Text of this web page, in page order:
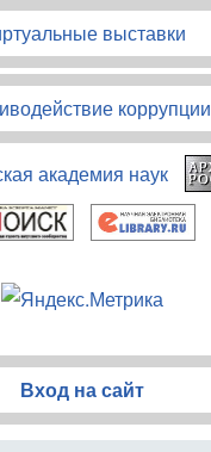
выставки
коррупции
Вход на сайт